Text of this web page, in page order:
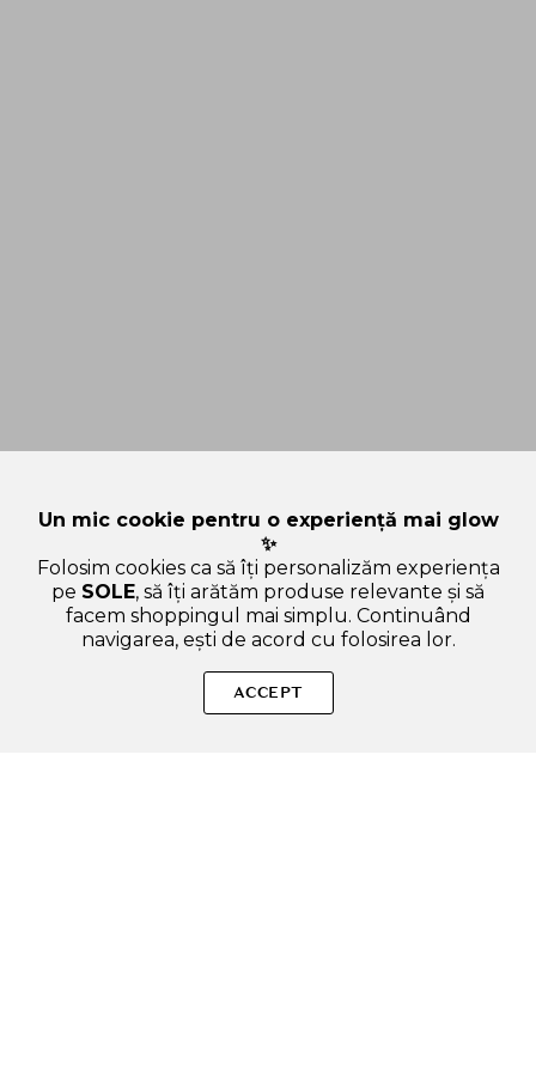
Produse autentice, conforme UE, alese responsabil.
Un mic cookie pentru o experiență mai glow
✨
Folosim cookies ca să îți personalizăm experiența
pe SOLE, să îți arătăm produse relevante și să
facem shoppingul mai simplu. Continuând
navigarea, ești de acord cu folosirea lor.
ACCEPT